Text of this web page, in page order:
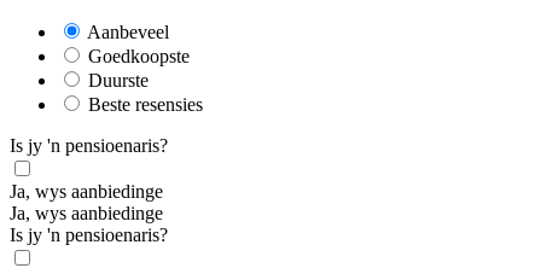
Aanbeveel
Goedkoopste
Duurste
Beste resensies
Is jy 'n pensioenaris?
Ja, wys aanbiedinge
Ja, wys aanbiedinge
Is jy 'n pensioenaris?